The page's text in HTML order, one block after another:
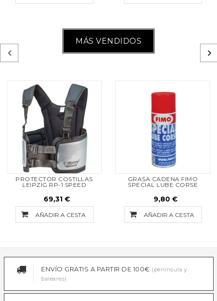
MÁS VENDIDOS
PROTECTOR COSTILLAS
LEIPZIG RP-1 SPEED
69,31 €
AÑADIR A CESTA
GRASA CADENA FIMO
SPECIAL LUBE CORSE
9,80 €
AÑADIR A CESTA
ENVÍO GRATIS A PARTIR DE 100€ (península y
baleares)